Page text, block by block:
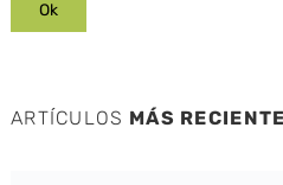
ARTÍCULOS MÁS